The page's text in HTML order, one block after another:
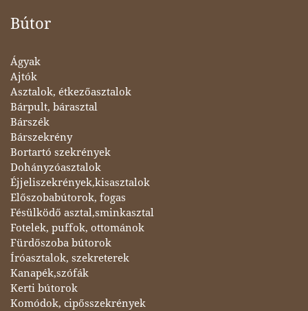
Bútor
Ágyak
Ajtók
Asztalok, étkezőasztalok
Bárpult, bárasztal
Bárszék
Bárszekrény
Bortartó szekrények
Dohányzóasztalok
Éjjeliszekrények,kisasztalok
Előszobabútorok, fogas
Fésülködő asztal,sminkasztal
Fotelek, puffok, ottománok
Fürdőszoba bútorok
Íróasztalok, szekreterek
Kanapék,szófák
Kerti bútorok
Komódok, cipősszekrények